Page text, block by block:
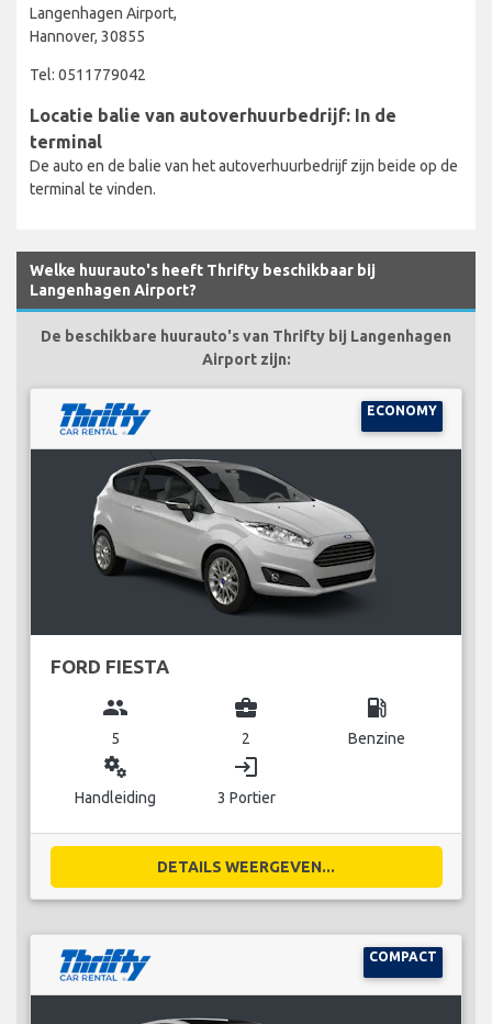
Langenhagen Airport,
Hannover, 30855
Tel: 0511779042
Locatie balie van autoverhuurbedrijf: In de
terminal
De auto en de balie van het autoverhuurbedrijf zijn beide op de
terminal te vinden.
Welke huurauto's heeft Thrifty beschikbaar bij
Langenhagen Airport?
De beschikbare huurauto's van Thrifty bij Langenhagen
Airport zijn:
ECONOMY
FORD FIESTA
group
5
business_center
2
local_gas_station
Benzine
miscellaneous_services
Handleiding
login
3 Portier
DETAILS WEERGEVEN...
COMPACT